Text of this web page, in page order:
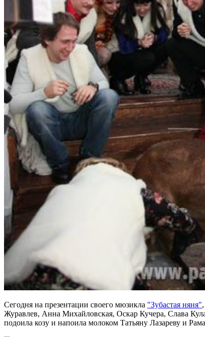
Сегодня на презентации своего мюзикла "Зубастая няня"
Журавлев, Анна Михайловская, Оскар Кучера, Слава
подоила козу и напоила молоком Татьяну Лазареву и